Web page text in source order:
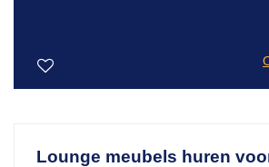
Lounge meubels huren